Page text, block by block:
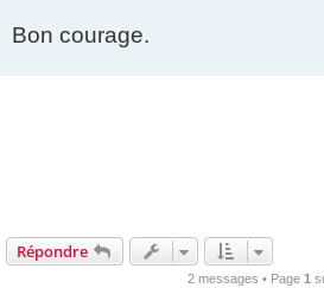
Bon courage.
Répondre
2 messages • Page 1